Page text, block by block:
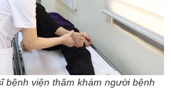
bệnh viện thăm khám người bệnh